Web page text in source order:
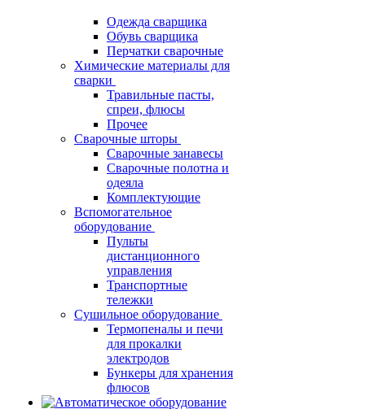
Одежда сварщика
Обувь сварщика
Перчатки сварочные
Химические материалы для
сварки
Травильные пасты,
спреи, флюсы
Прочее
Сварочные шторы
Сварочные занавесы
Сварочные полотна и
одеяла
Комплектующие
Вспомогательное
оборудование
Пульты
дистанционного
управления
Транспортные
тележки
Сушильное оборудование
Термопеналы и печи
для прокалки
электродов
Бункеры для хранения
флюсов